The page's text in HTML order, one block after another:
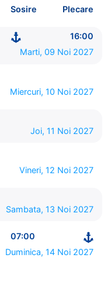
Florida, SUA
Sosire Plecare
16:00
Marti, 09 Noi 2027
Miercuri, 10 Noi 2027
Joi, 11 Noi 2027
Vineri, 12 Noi 2027
Sambata, 13 Noi 2027
07:00
Duminica, 14 Noi 2027